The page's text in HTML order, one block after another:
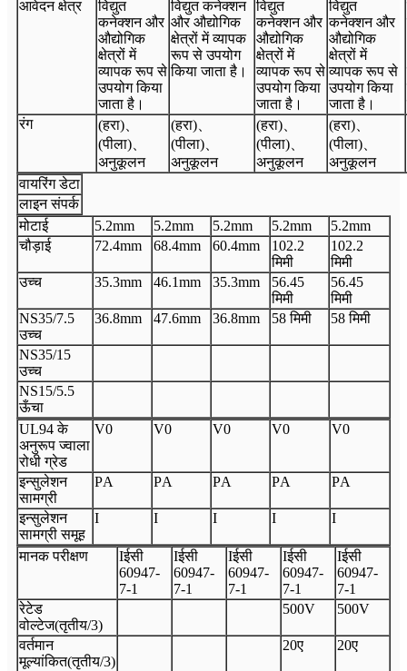
आवेदन क्षेत्र
विद्युत
कनेक्शन और
औद्योगिक
क्षेत्रों में
व्यापक रूप से
उपयोग किया
जाता है।
विद्युत कनेक्शन
और औद्योगिक
क्षेत्रों में व्यापक
रूप से उपयोग
किया जाता है।
विद्युत
कनेक्शन और
औद्योगिक
क्षेत्रों में
व्यापक रूप से
उपयोग किया
जाता है।
विद्युत
कनेक्शन और
औद्योगिक
क्षेत्रों में
व्यापक रूप से
उपयोग किया
जाता है।
रंग
(हरा)
(पीला)
अनुकूलन
(हरा)
(पीला)
अनुकूलन
(हरा)
(पीला)
अनुकूलन
(हरा)
(पीला)
अनुकूलन
वायरिंग डेटा
लाइन संपर्क
मोटाई
5.2mm 5.2mm 5.2mm 5.2mm 5.2mm
चौड़ाई
72.4mm 68.4mm 60.4mm
102.2
मिमी
102.2
मिमी
उच्च
35.3mm 46.1mm 35.3mm
56.45
मिमी
56.45
मिमी
NS35/7.5
उच्च
36.8mm 47.6mm 36.8mm 58 मिमी 58 मिमी
NS35/15
उच्च
NS15/5.5
ऊँचा
UL94 के
अनुरूप ज्वाला
रोधी ग्रेड
V0 V0 V0 V0 V0
इन्सुलेशन
सामग्री
PA PA PA PA PA
इन्सुलेशन
सामग्री समूह
I I I I I
मानक परीक्षण Iईसी
60947-
7-1
Iईसी
60947-
7-1
Iईसी
60947-
7-1
Iईसी
60947-
7-1
Iईसी
60947-
7-1
रेटेड
वोल्टेज(तृतीय/3)
500V 500V
वर्तमान
मूल्यांकित(तृतीय/3)
20ए 20ए